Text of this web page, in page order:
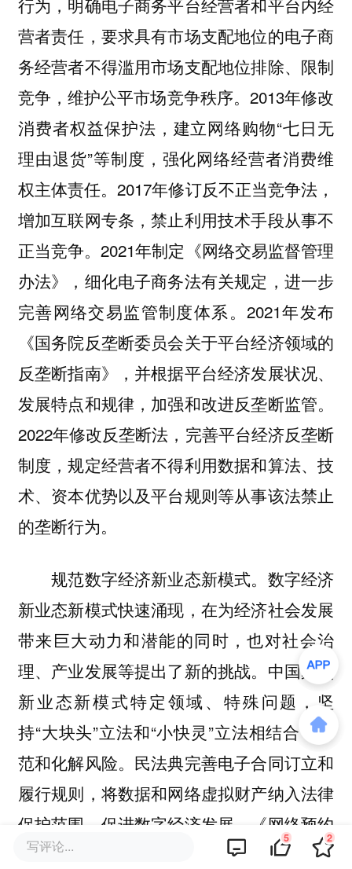
行为，明确电子商务平台经营者和平台内经
营者责任，要求具有市场支配地位的电子商
务经营者不得滥用市场支配地位排除、限制
竞争，维护公平市场竞争秩序。2013年修改
消费者权益保护法，建立网络购物“七日无
理由退货”等制度，强化网络经营者消费维
权主体责任。2017年修订反不正当竞争法，
增加互联网专条，禁止利用技术手段从事不
正当竞争。2021年制定《网络交易监督管理
办法》，细化电子商务法有关规定，进一步
完善网络交易监管制度体系。2021年发布
《国务院反垄断委员会关于平台经济领域的
反垄断指南》，并根据平台经济发展状况、
发展特点和规律，加强和改进反垄断监管。
2022年修改反垄断法，完善平台经济反垄断
制度，规定经营者不得利用数据和算法、技
术、资本优势以及平台规则等从事该法禁止
的垄断行为。
规范数字经济新业态新模式。数字经济
新业态新模式快速涌现，在为经济社会发展
带来巨大动力和潜能的同时，也对社会治
理、产业发展等提出了新的挑战。中国聚焦
新业态新模式特定领域、特殊问题，坚
持“大块头”立法和“小快灵”立法相结合，防
范和化解风险。民法典完善电子合同订立和
履行规则，将数据和网络虚拟财产纳入法律
保护范围，促进数字经济发展。《网络预约
出租汽车经营服务管理暂行办法》《互联网
写评论... 5 2